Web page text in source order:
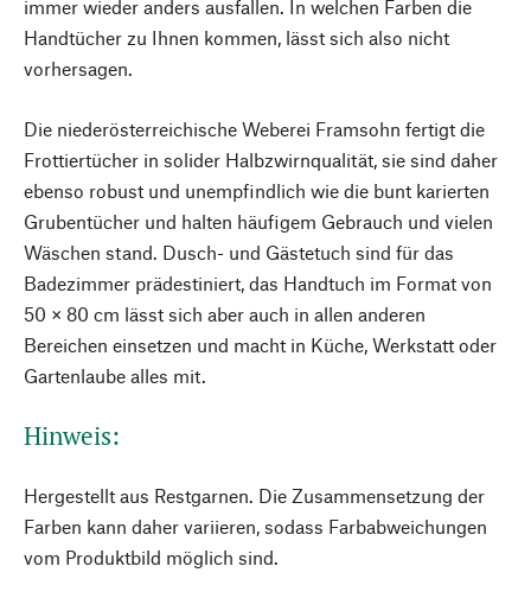
immer wieder anders ausfallen. In welchen Farben die
Handtücher zu Ihnen kommen, lässt sich also nicht
vorhersagen.
Die niederösterreichische Weberei Framsohn fertigt die
Frottiertücher in solider Halbzwirnqualität, sie sind daher
ebenso robust und unempfindlich wie die bunt karierten
Grubentücher und halten häufigem Gebrauch und vielen
Wäschen stand. Dusch- und Gästetuch sind für das
Badezimmer prädestiniert, das Handtuch im Format von
50 × 80 cm lässt sich aber auch in allen anderen
Bereichen einsetzen und macht in Küche, Werkstatt oder
Gartenlaube alles mit.
Hinweis:
Hergestellt aus Restgarnen. Die Zusammensetzung der
Farben kann daher variieren, sodass Farbabweichungen
vom Produktbild möglich sind.